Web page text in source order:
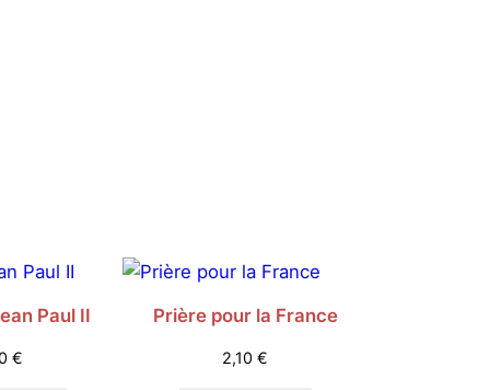
Paul II
€
Prière pour la France
2,10 €